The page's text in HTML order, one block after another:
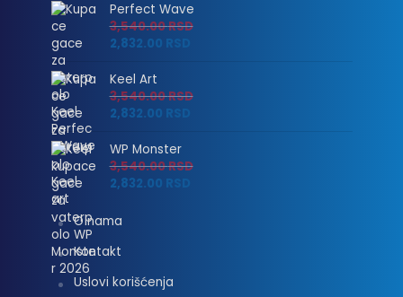
Perfect Wave
3,540.00RSD
2,832.00 RSD
Keel Art
3,540.00RSD
2,832.00 RSD
WP Monster
3,540.00RSD
2,832.00 RSD
O nama
Kontakt
Uslovi korišćenja